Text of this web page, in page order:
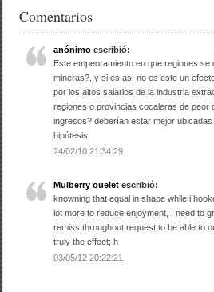
c
e
b
o
o
k
tt
er p
ar
tir
Comentarios
anónimo escribió:
Este empeoramiento en que regiones se
mineras?, y si es así no es este un
por los altos salarios de la industria
regiones o provincias cocaleras de peor
ingresos? deberían estar mejor
hipótesis.
24/02/10 21:34:29
Mulberry ouelet escribió:
knowning that equal in shape while i
lot more to reduce enjoyment, I need to
remiss throughout request to be able to
truly the effect; h
03/05/12 20:22:21